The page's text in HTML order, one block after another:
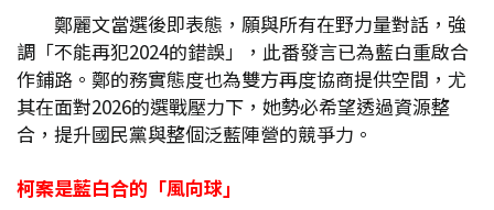
鄭麗文當選後即表態，願與所有在野力量對話，強
調「不能再犯2024的錯誤」，此番發言已為藍白重啟合
作鋪路。鄭的務實態度也為雙方再度協商提供空間，尤
其在面對2026的選戰壓力下，她勢必希望透過資源整
合，提升國民黨與整個泛藍陣營的競爭力。
柯案是藍白合的「風向球」